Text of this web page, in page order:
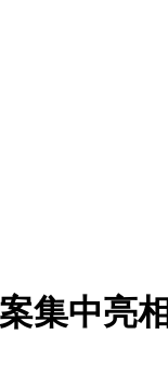
集中亮相